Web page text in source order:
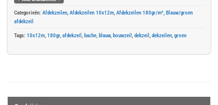
Categorieën: Afdekzeilen Afdekzeilen 10x12m Afdekzeilen 180gr/m² Blauw/groen
afdekzeil
Tags: 10x12m 180gr, afdekzeil bache blauw, bouwzeil dekzeil dekzeilen groen